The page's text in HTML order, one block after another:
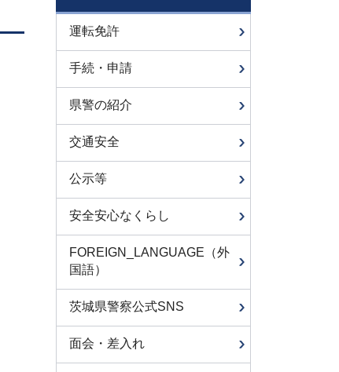
運転免許
手続・申請
県警の紹介
交通安全
公示等
安全安心なくらし
FOREIGN_LANGUAGE（外
国語）
茨城県警察公式SNS
面会・差入れ